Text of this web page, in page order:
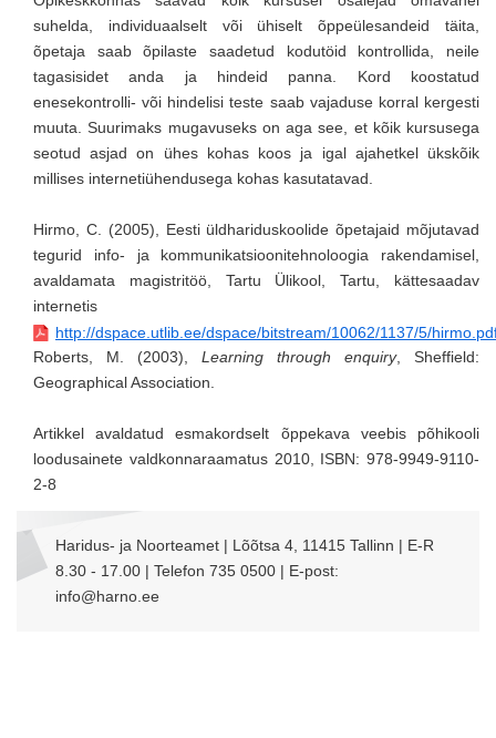
suhelda, individuaalselt või ühiselt õppeülesandeid täita,
õpetaja saab õpilaste saadetud kodutöid kontrollida, neile
tagasisidet anda ja hindeid panna. Kord koostatud
enesekontrolli- või hindelisi teste saab vajaduse korral kergesti
muuta. Suurimaks mugavuseks on aga see, et kõik kursusega
seotud asjad on ühes kohas koos ja igal ajahetkel ükskõik
millises internetiühendusega kohas kasutatavad.
Hirmo, C. (2005), Eesti üldhariduskoolide õpetajaid mõjutavad
tegurid info- ja kommunikatsioonitehnoloogia rakendamisel,
avaldamata magistritöö, Tartu Ülikool, Tartu, kättesaadav
internetis
http://dspace.utlib.ee/dspace/bitstream/10062/1137/5/
Roberts, M. (2003), Learning through enquiry, Sheffield:
Geographical Association.
Artikkel avaldatud esmakordselt õppekava veebis põhikooli
loodusainete valdkonnaraamatus 2010, ISBN: 978-9949-9110-
2-8
Haridus- ja Noorteamet | Lõõtsa 4, 11415 Tallinn | E-R
8.30 - 17.00 | Telefon 735 0500 | E-post:
info@harno.ee